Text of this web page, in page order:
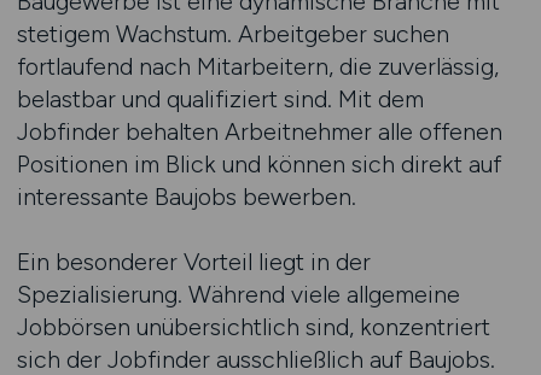
stetigem Wachstum. Arbeitgeber suchen
fortlaufend nach Mitarbeitern, die zuverlässig,
belastbar und qualifiziert sind. Mit dem
Jobfinder behalten Arbeitnehmer alle offenen
Positionen im Blick und können sich direkt auf
interessante Baujobs bewerben.
Ein besonderer Vorteil liegt in der
Spezialisierung. Während viele allgemeine
Jobbörsen unübersichtlich sind, konzentriert
sich der Jobfinder ausschließlich auf Baujobs.